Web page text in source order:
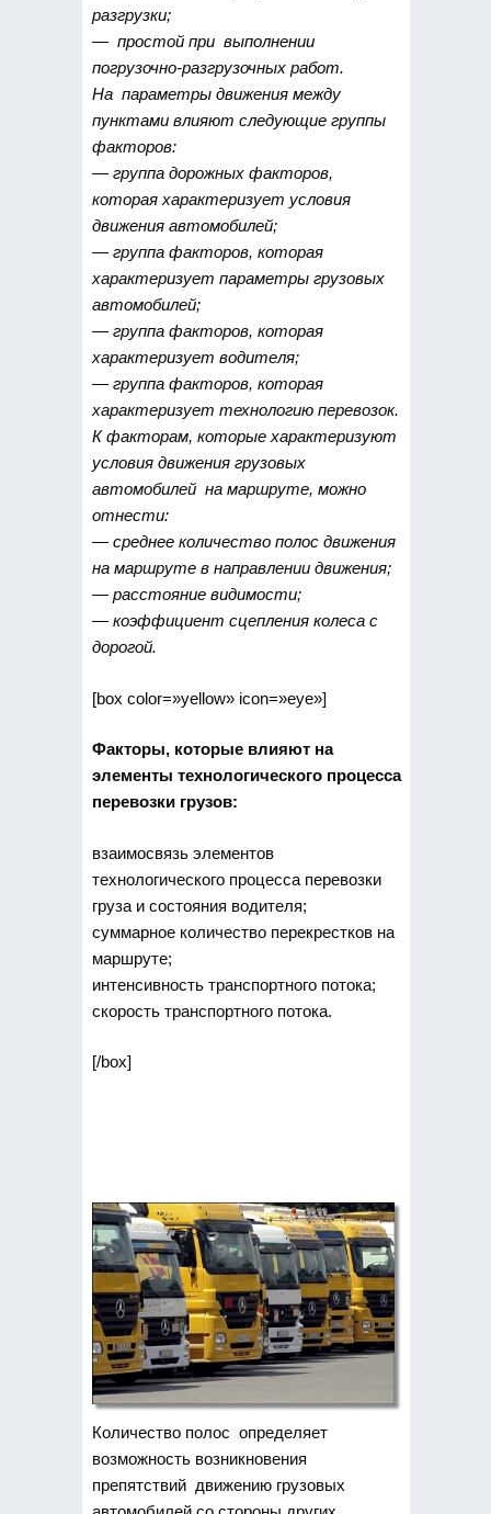
разгрузки;
— простой при выполнении
погрузочно-разгрузочных работ.
На параметры движения между
пунктами влияют следующие группы
факторов:
— группа дорожных факторов,
которая характеризует условия
движения автомобилей;
— группа факторов, которая
характеризует параметры грузовых
автомобилей;
— группа факторов, которая
характеризует водителя;
— группа факторов, которая
характеризует технологию перевозок.
К факторам, которые характеризуют
условия движения грузовых
автомобилей на маршруте, можно
отнести:
— среднее количество полос движения
на маршруте в направлении движения;
— расстояние видимости;
— коэффициент сцепления колеса с
дорогой.
[box color=»yellow» icon=»eye»]
Факторы, которые влияют на
элементы технологического процесса
перевозки грузов:
взаимосвязь элементов
технологического процесса перевозки
груза и состояния водителя;
суммарное количество перекрестков на
маршруте;
интенсивность транспортного потока;
скорость транспортного потока.
[/box]
Количество полос определяет
возможность возникновения
препятствий движению грузовых